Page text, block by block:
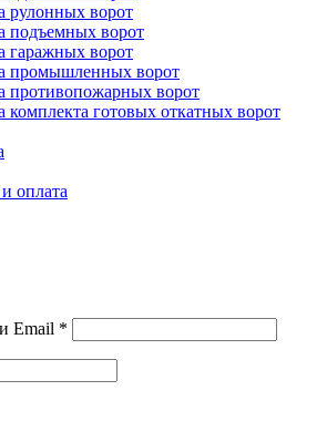
рулонных ворот
подъемных ворот
гаражных ворот
промышленных ворот
противопожарных ворот
комплекта готовых откатных ворот
оплата
Email *